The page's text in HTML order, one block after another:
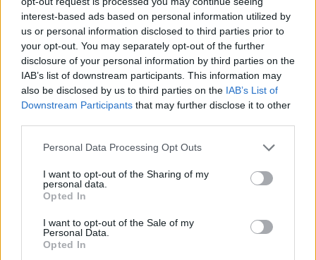
interest-based ads based on personal information utilized by
us or personal information disclosed to third parties prior to
your opt-out. You may separately opt-out of the further
disclosure of your personal information by third parties on the
IAB’s list of downstream participants. This information may
also be disclosed by us to third parties on the IAB’s List of
Downstream Participants that may further disclose it to other
Personal Data Processing Opt Outs
I want to opt-out of the Sharing of my
personal data.
Opted In
I want to opt-out of the Sale of my
Personal Data.
Opted In
Ab warten tee trinken.
Wie immer kurze info von Bp.
1 April 2015
Jürgen-27
1. April 2015
Super Gag zum Tag der Scherze
mich trübt mein Erinnerungsvermögen.​
1 April 2015